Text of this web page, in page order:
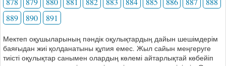
889
890 891
Мектеп оқушыларының пәндік оқулықтардың дайын шешімдерім
баяғыдан жиі қолданатыны құпия емес. Жыл сайын меңгеруге
тиісті оқулықтар санымен олардың көлемі айтарлықтай көбейіп